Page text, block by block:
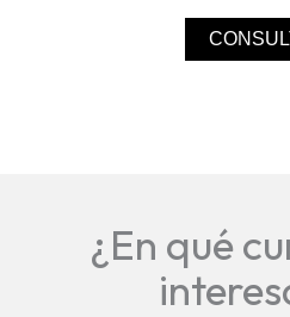
¿En qué